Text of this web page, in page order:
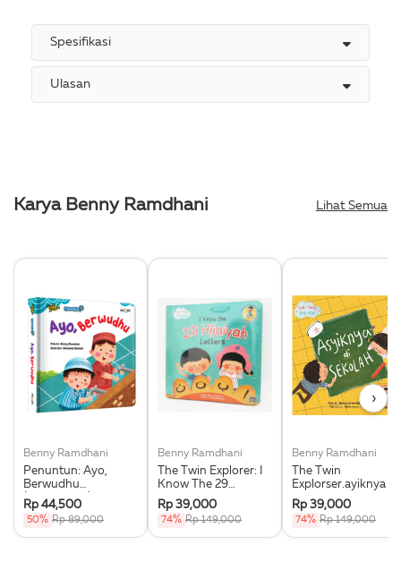
Spesifikasi
Ulasan
Karya Benny Ramdhani Lihat Semua
Benny Ramdhani
Penuntun: Ayo,
Berwudhu
(Boardbook)
Rp 44,500
50% Rp 89,000
Benny Ramdhani
The Twin Explorer: I
Know The 29
Hijaiyah Letters
(Boardbook-Ar)
Rp 39,000
74% Rp 149,000
Benny Ramdhani
The Twin
Explorser.ayiknya Di
Sekolah
(Boardbook-Ar)
Rp 39,000
74% Rp 149,000
›